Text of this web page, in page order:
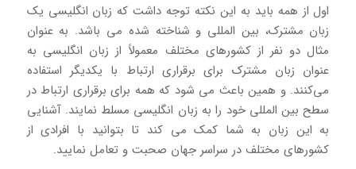
اول از همه باید به این نکته توجه داشت که زبان انگلیسی یک
زبان مشترک، بین المللی و شناخته شده می باشد. به عنوان
مثال دو نفر از کشورهای مختلف معمولاً از زبان انگلیسی به
عنوان زبان مشترک برای برقراری ارتباط با یکدیگر استفاده
می‌کنند. و همین باعث می شود که همه برای برقراری ارتباط در
سطح بین المللی خود را به زبان انگلیسی مسلط نمایند. آشنایی
به این زبان به شما کمک می کند تا بتوانید با افرادی از
کشورهای مختلف در سراسر جهان صحبت و تعامل نمایید.